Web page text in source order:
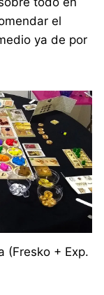
el
ya de por
(Fresko + Exp.